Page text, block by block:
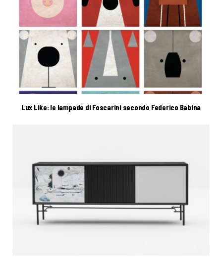
Lux Like: le lampade di Foscarini secondo Federico Babina